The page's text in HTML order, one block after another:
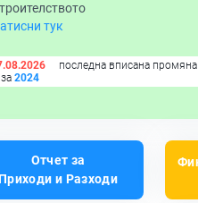
тук
последна вписана
2024
Отчет за
Приходи и Разходи